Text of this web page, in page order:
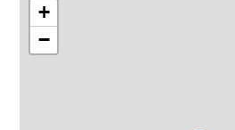
+
−